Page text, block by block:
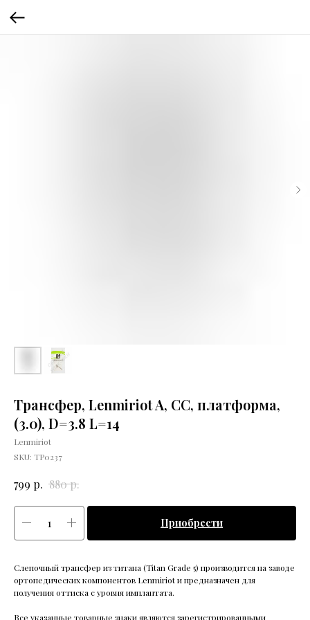
Трансфер, Lenmiriot A, CC, платформа,
(3.0), D=3.8 L=14
Lenmiriot
SKU: ТР0237
799 р. 880р.
Приобрести
Слепочный трансфер из титана (Titan Grade 5) производится на заводе
ортопедических компонентов Lenmiriot и предназначен для
получения оттиска с уровня имплантата.
Все указанные товарные знаки являются зарегистрированными